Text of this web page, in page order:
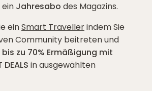
Jahresabo des Magazins.
einSmart Travellerindem Sie
Community beitreten und
bis zu 70% Ermäßigung mit
in ausgewählten